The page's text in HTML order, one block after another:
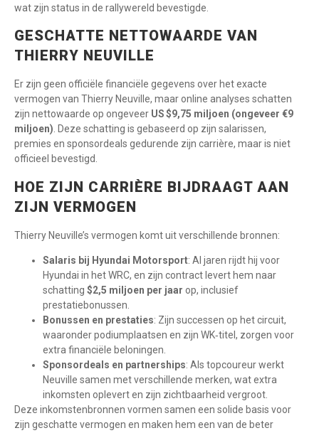
wat zijn status in de rallywereld bevestigde.
GESCHATTE NETTOWAARDE VAN
THIERRY NEUVILLE
Er zijn geen officiële financiële gegevens over het exacte
vermogen van Thierry Neuville, maar online analyses schatten
zijn nettowaarde op ongeveer US $9,75 miljoen (ongeveer €9
miljoen). Deze schatting is gebaseerd op zijn salarissen,
premies en sponsordeals gedurende zijn carrière, maar is niet
officieel bevestigd.
HOE ZIJN CARRIÈRE BIJDRAAGT AAN
ZIJN VERMOGEN
Thierry Neuville’s vermogen komt uit verschillende bronnen:
Salaris bij Hyundai Motorsport: Al jaren rijdt hij voor
Hyundai in het WRC, en zijn contract levert hem naar
schatting $2,5 miljoen per jaar op, inclusief
prestatiebonussen.
Bonussen en prestaties: Zijn successen op het circuit,
waaronder podiumplaatsen en zijn WK‑titel, zorgen voor
extra financiële beloningen.
Sponsordeals en partnerships: Als topcoureur werkt
Neuville samen met verschillende merken, wat extra
inkomsten oplevert en zijn zichtbaarheid vergroot.
Deze inkomstenbronnen vormen samen een solide basis voor
zijn geschatte vermogen en maken hem een van de beter